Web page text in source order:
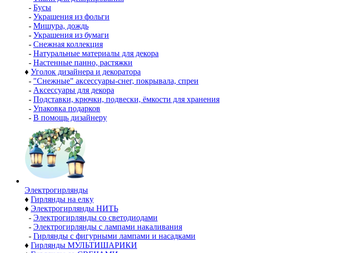
- Бусы
- Украшения из фольги
- Мишура, дождь
- Украшения из бумаги
- Снежная коллекция
- Натуральные материалы для декора
- Настенные панно, растяжки
♦ Уголок дизайнера и декоратора
- "Снежные" аксессуары-снег, покрывала, спреи
- Аксессуары для декора
- Подставки, крючки, подвески, ёмкости для хранения
- Упаковка подарков
- В помощь дизайнеру
Электро­гирлянды
♦ Гирлянды на елку
♦ Электрогирлянды НИТЬ
- Электрогирлянды со светодиодами
- Электрогирлянды с лампами накаливания
- Гирлянды с фигурными лампами и насадками
♦ Гирлянды МУЛЬТИШАРИКИ